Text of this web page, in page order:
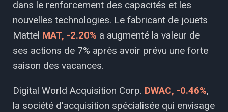
dans le renforcement des capacités et les
nouvelles technologies. Le fabricant de jouets
Mattel MAT, -2.20% a augmenté la valeur de
ses actions de 7% après avoir prévu une forte
saison des vacances.
Digital World Acquisition Corp. DWAC, -0.46%,
la société d'acquisition spécialisée qui envisage